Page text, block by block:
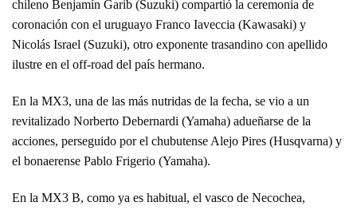
chileno Benjamín Garib (Suzuki) compartió la ceremonia de
coronación con el uruguayo Franco Iaveccia (Kawasaki) y
Nicolás Israel (Suzuki), otro exponente trasandino con apellido
ilustre en el off-road del país hermano.
En la MX3, una de las más nutridas de la fecha, se vio a un
revitalizado Norberto Debernardi (Yamaha) adueñarse de la
acciones, perseguido por el chubutense Alejo Pires (Husqvarna) y
el bonaerense Pablo Frigerio (Yamaha).
En la MX3 B, como ya es habitual, el vasco de Necochea,